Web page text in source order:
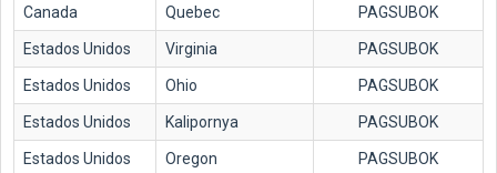
Canada Quebec PAGSUBOK
Estados Unidos Virginia PAGSUBOK
Estados Unidos Ohio PAGSUBOK
Estados Unidos Kalipornya PAGSUBOK
Estados Unidos Oregon PAGSUBOK